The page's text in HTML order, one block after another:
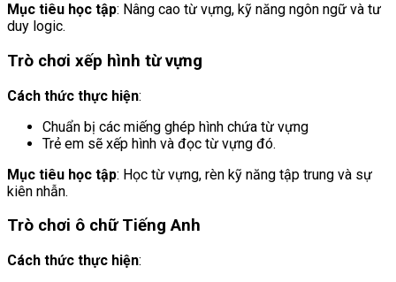
Mục tiêu học tập: Nâng cao từ vựng, kỹ năng ngôn ngữ và tư
duy logic.
Trò chơi xếp hình từ vựng
Cách thức thực hiện:
Chuẩn bị các miếng ghép hình chứa từ vựng
Trẻ em sẽ xếp hình và đọc từ vựng đó.
Mục tiêu học tập: Học từ vựng, rèn kỹ năng tập trung và sự
kiên nhẫn.
Trò chơi ô chữ Tiếng Anh
Cách thức thực hiện: